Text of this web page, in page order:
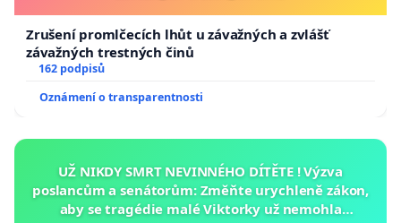
Zrušení promlčecích lhůt u závažných a zvlášť
závažných trestných činů
162 podpisů
Oznámení o transparentnosti
UŽ NIKDY SMRT NEVINNÉHO DÍTĚTE ! Výzva
poslancům a senátorům: Změňte urychleně zákon,
aby se tragédie malé Viktorky už nemohla